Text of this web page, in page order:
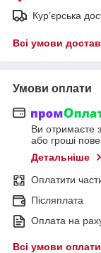
Кур’єрська
Всі умови
Умови оплати
Ви отримаєте
або гроші
Детальніше
Оплатити
Післяплата
Оплата на
Всі умови оплати